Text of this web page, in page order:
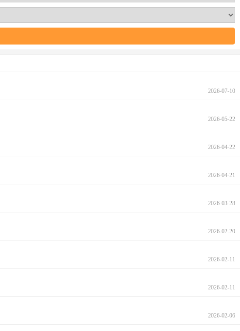
2026-07-10
2026-05-22
2026-04-22
2026-04-21
2026-03-28
2026-02-20
2026-02-11
2026-02-11
2026-02-06